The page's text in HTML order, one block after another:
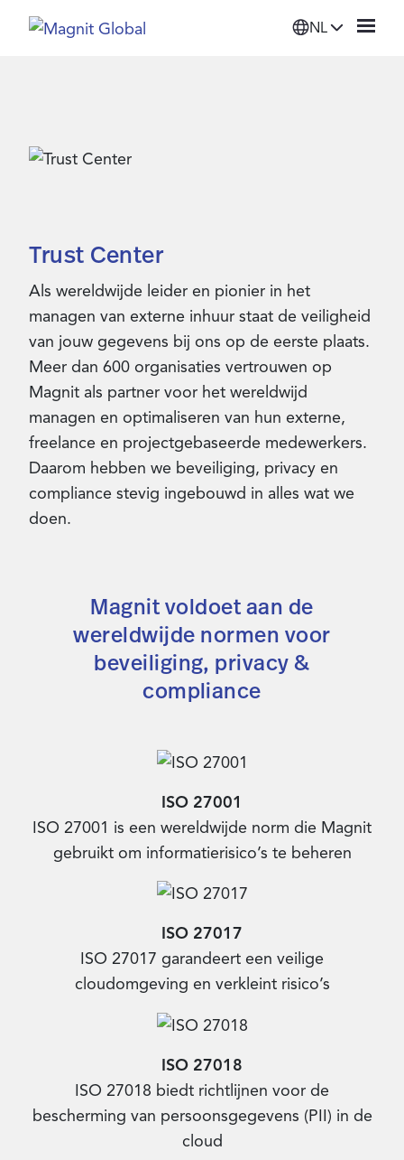
NL
Oplossingen
Bronnen
Organisatie
Inloggen
Inloggen
Trust Center
Als wereldwijde leider en pionier in het
managen van externe inhuur staat de veiligheid
van jouw gegevens bij ons op de eerste plaats.
Meer dan 600 organisaties vertrouwen op
Magnit als partner voor het wereldwijd
managen en optimaliseren van hun externe,
freelance en projectgebaseerde medewerkers.
Daarom hebben we beveiliging, privacy en
compliance stevig ingebouwd in alles wat we
doen.
Magnit voldoet aan de
wereldwijde normen voor
beveiliging, privacy &
compliance
ISO 27001
ISO 27001 is een wereldwijde norm die Magnit
gebruikt om informatierisico’s te beheren
ISO 27017
ISO 27017 garandeert een veilige
cloudomgeving en verkleint risico’s​
ISO 27018
ISO 27018 biedt richtlijnen voor de
bescherming van persoonsgegevens (PII) in de
cloud